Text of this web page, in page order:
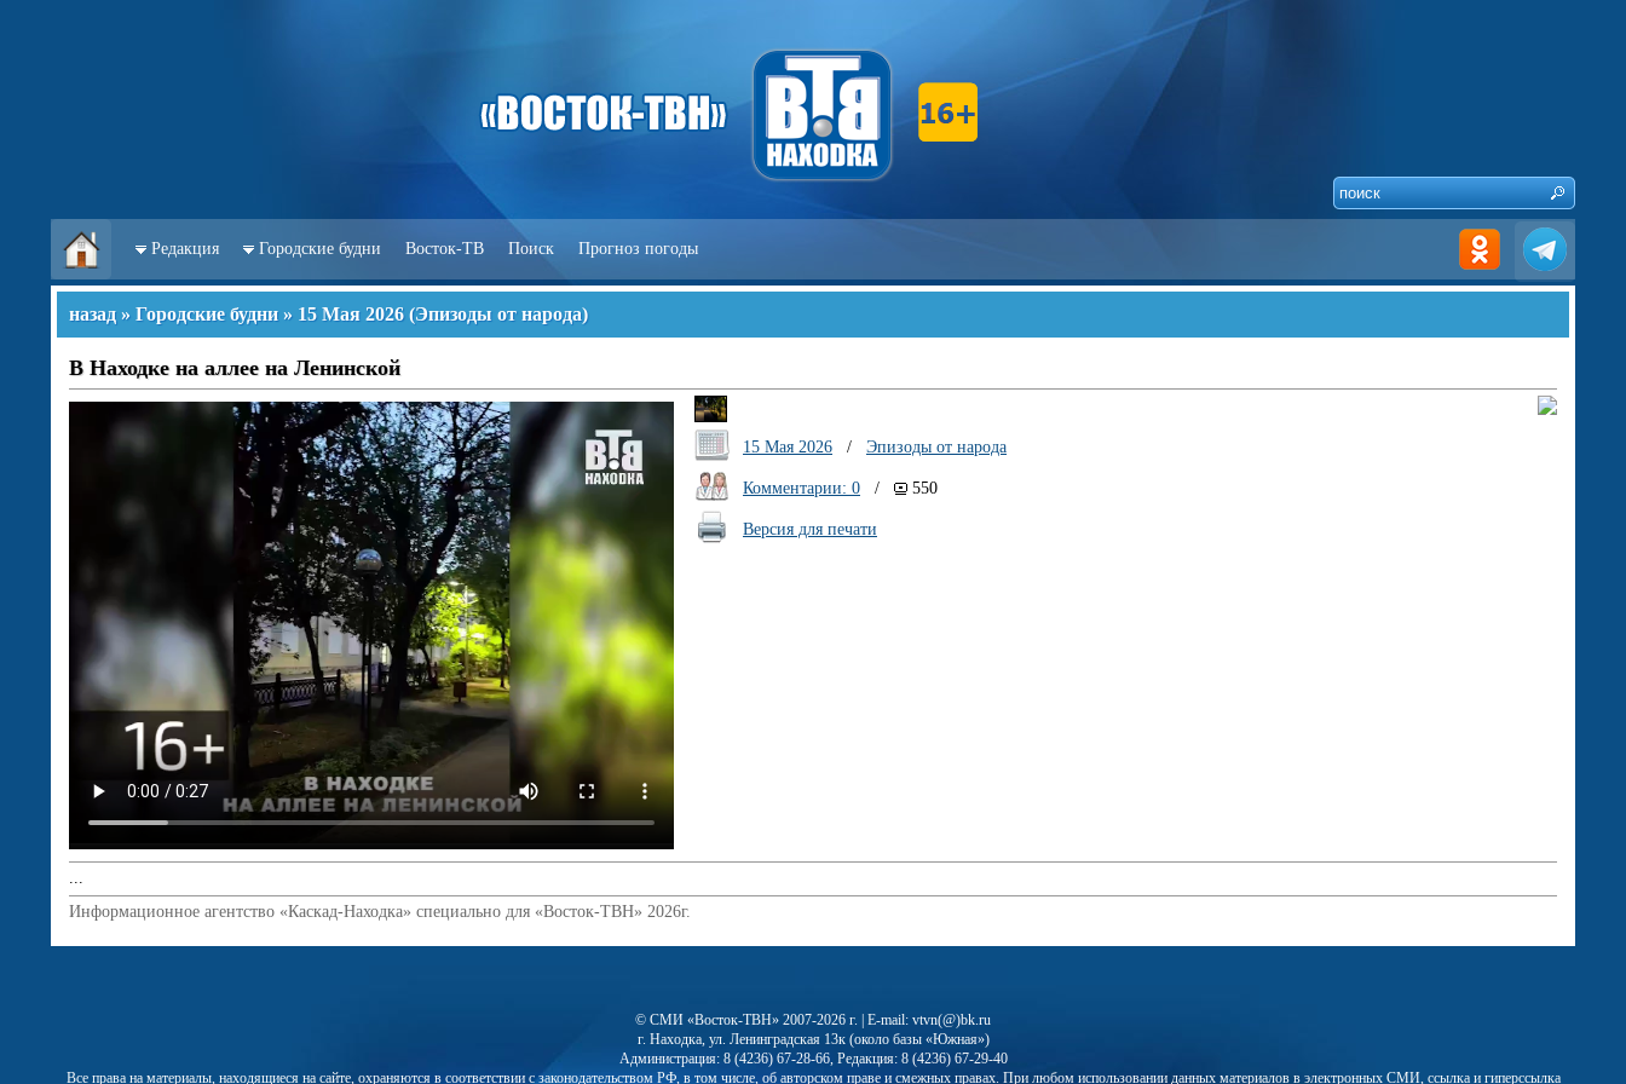
Редакция Городские будни Восток-ТВ Поиск Прогноз погоды
назад » Городские будни » 15 Мая 2026 (Эпизоды от народа)
В Находке на аллее на Ленинской
15 Мая 2026 / Эпизоды от народа
Комментарии: 0 / 550
Версия для печати
...
Информационное агентство «Каскад-Находка» специально для «Восток-ТВН» 2026г.
© СМИ «Восток-ТВН» 2007-2026 г. | E-mail: vtvn(@)bk.ru
г. Находка, ул. Ленинградская 13к (около базы «Южная»)
Администрация: 8 (4236) 67-28-66, Редакция: 8 (4236) 67-29-40
Все права на материалы, находящиеся на сайте, охраняются в соответствии с законодательством РФ, в том числе, об авторском праве и смежных правах. При любом использовании данных материалов в электронных СМИ, ссылка и гиперссылка